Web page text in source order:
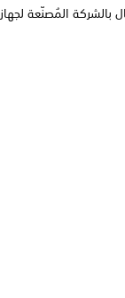
بالشركة المُصنّعة لجهاز